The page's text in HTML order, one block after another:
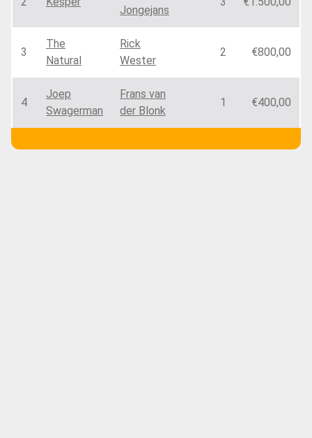
Jongejans
3
The
Natural
Rick
Wester
2 €800,00
4
Joep
Swagerman
Frans van
der Blonk
1 €400,00